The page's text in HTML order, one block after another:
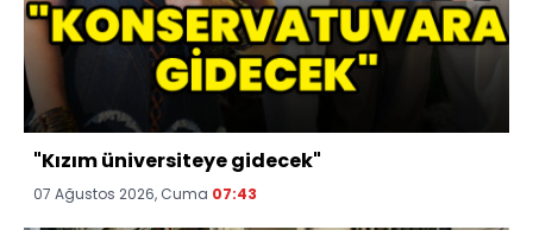
"Kızım üniversiteye gidecek"
07 Ağustos 2026, Cuma 07:43